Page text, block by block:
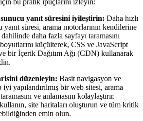
bu pratik ipuçlarını izleyin:
sunucu yanıt süresini iyileştirin: Daha hızlı
süresi, arama motorlarının kendilerine
daha fazla sayfayı taramasını
küçülterek, CSS ve JavaScript
bir İçerik Dağıtım Ağı (CDN) kullanarak
düzenleyin: Basit navigasyon ve
yapılandırılmış bir web sitesi, arama
ve anlamasını kolaylaştırır.
site haritaları oluşturun ve tüm kritik
emin olun.